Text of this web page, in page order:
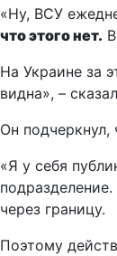
«Ну, ВСУ
что этого нет.
На Украине за
видна», –
Он подчеркнул,
«Я у себя
через границу.
Поэтому